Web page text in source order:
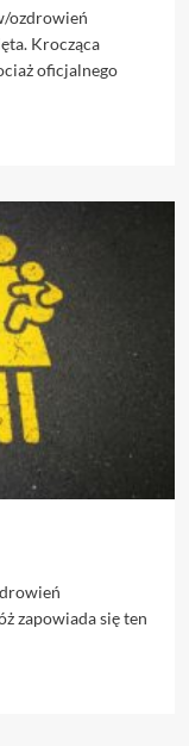
ozdrowień
Krocząca
oficjalnego
zapowiada się ten